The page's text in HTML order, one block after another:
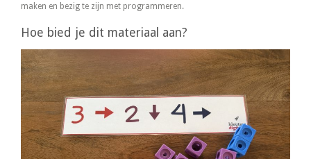
maken en bezig te zijn met programmeren.
Hoe bied je dit materiaal aan?